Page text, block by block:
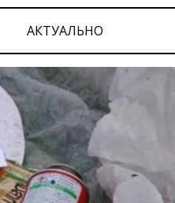
АКТУАЛЬНО